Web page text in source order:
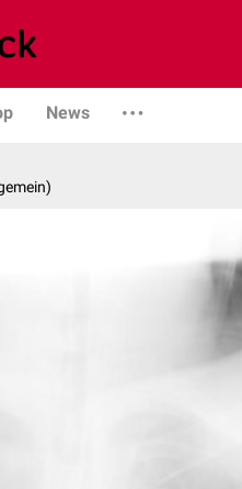
News